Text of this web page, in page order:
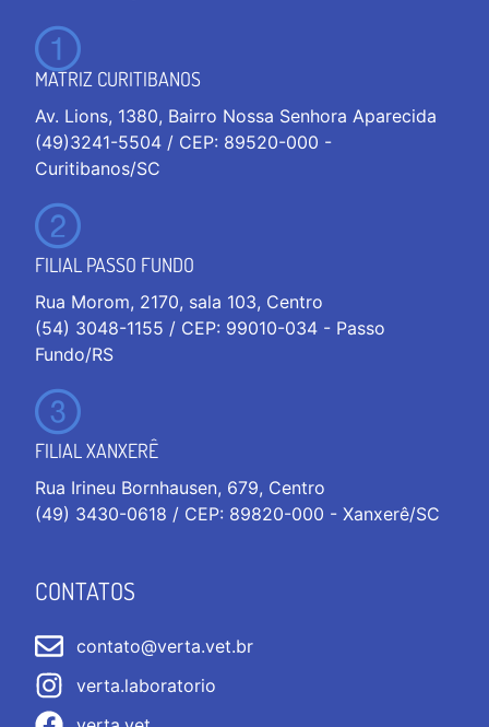
MATRIZ CURITIBANOS
Av. Lions, 1380, Bairro Nossa Senhora Aparecida
(49)3241-5504 / CEP: 89520-000 -
Curitibanos/SC
FILIAL PASSO FUNDO
Rua Morom, 2170, sala 103, Centro
(54) 3048-1155 / CEP: 99010-034 - Passo
Fundo/RS
FILIAL XANXERÊ
Rua Irineu Bornhausen, 679, Centro
(49) 3430-0618 / CEP: 89820-000 - Xanxerê/SC
CONTATOS
contato@verta.vet.br
verta.laboratorio